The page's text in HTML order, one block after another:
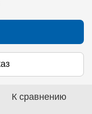
К сравнению